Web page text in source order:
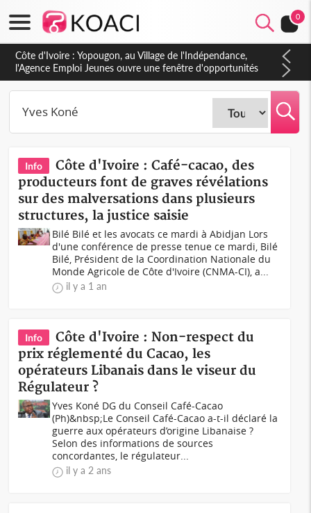
0
Côte d'Ivoire : Yopougon, au Village de l'Indépendance,
l'Agence Emploi Jeunes ouvre une fenêtre d'opportunités
pour la jeunesse ivoirienne
Info
Côte d'Ivoire : Café-cacao, des
producteurs font de graves révélations
sur des malversations dans plusieurs
structures, la justice saisie
Bilé Bilé et les avocats ce mardi à Abidjan Lors
d'une conférence de presse tenue ce mardi, Bilé
Bilé, Président de la Coordination Nationale du
Monde Agricole de Côte d'Ivoire (CNMA-CI), a...
il y a 1 an
Info
Côte d'Ivoire : Non-respect du
prix réglementé du Cacao, les
opérateurs Libanais dans le viseur du
Régulateur ?
Yves Koné DG du Conseil Café-Cacao
(Ph)&nbsp;Le Conseil Café-Cacao a-t-il déclaré la
guerre aux opérateurs d’origine Libanaise ?
Selon des informations de sources
concordantes, le régulateur...
il y a 2 ans